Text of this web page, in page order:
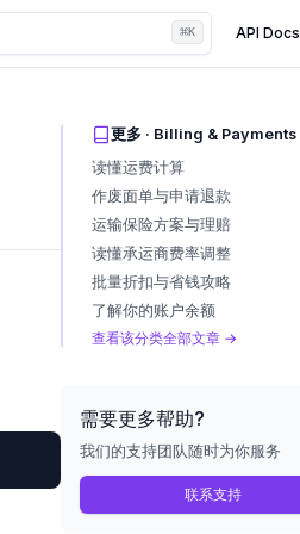
⌘K API Docs
更多 · Billing & Payments
读懂运费计算
作废面单与申请退款
运输保险方案与理赔
读懂承运商费率调整
批量折扣与省钱攻略
了解你的账户余额
查看该分类全部文章 →
需要更多帮助?
我们的支持团队随时为你服务
联系支持